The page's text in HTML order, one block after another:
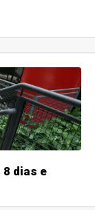
8 dias e